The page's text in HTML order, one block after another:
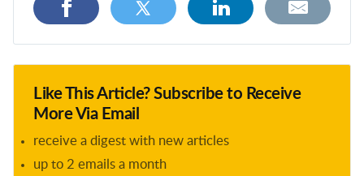
Like This Article? Subscribe to Receive
More Via Email
receive a digest with new articles
up to 2 emails a month